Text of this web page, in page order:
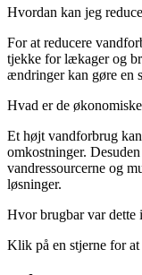
Hvordan kan jeg
For at reducere
tjekke for lækager og
ændringer kan gøre en
Hvad er de
Et højt vandforbrug
omkostninger.
vandressourcerne og
løsninger.
Hvor brugbar var dette
Klik på en stjerne for